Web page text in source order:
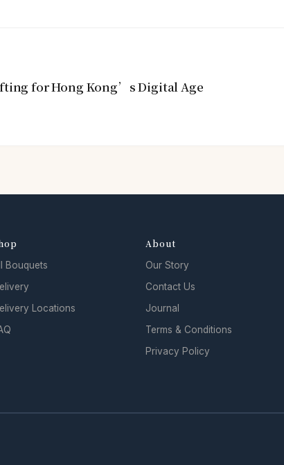
for Hong Kong’s Digital Age
Bouquets
Locations
About
Our Story
Contact Us
Journal
Terms & Conditions
Privacy Policy